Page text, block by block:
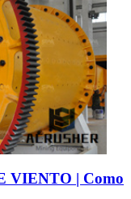
VIENTO | Como